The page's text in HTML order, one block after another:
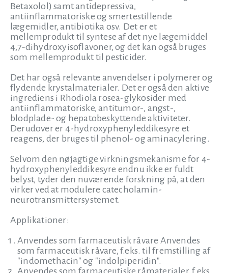
Betaxolol) samt antidepressiva,
antiinflammatoriske og smertestillende
lægemidler, antibiotika osv. Det er et
mellemprodukt til syntese af det nye lægemiddel
4,7-dihydroxyisoflavoner, og det kan også bruges
som mellemprodukt til pesticider.
Det har også relevante anvendelser i polymerer og
flydende krystalmaterialer. Det er også den aktive
ingrediens i Rhodiola rosea-glykosider med
antiinflammatoriske, antitumor-, angst-,
blodplade- og hepatobeskyttende aktiviteter.
Derudover er 4-hydroxyphenyleddikesyre et
reagens, der bruges til phenol- og aminacylering.
Selvom den nøjagtige virkningsmekanisme for 4-
hydroxyphenyleddikesyre endnu ikke er fuldt
belyst, tyder den nuværende forskning på, at den
virker ved at modulere catecholamin-
neurotransmittersystemet.
Applikationer:
Anvendes som farmaceutisk råvare Anvendes
som farmaceutisk råvare, f.eks. til fremstilling af
"indomethacin" og "indolpiperidin".
Anvendes som farmaceutiske råmaterialer, f.eks.